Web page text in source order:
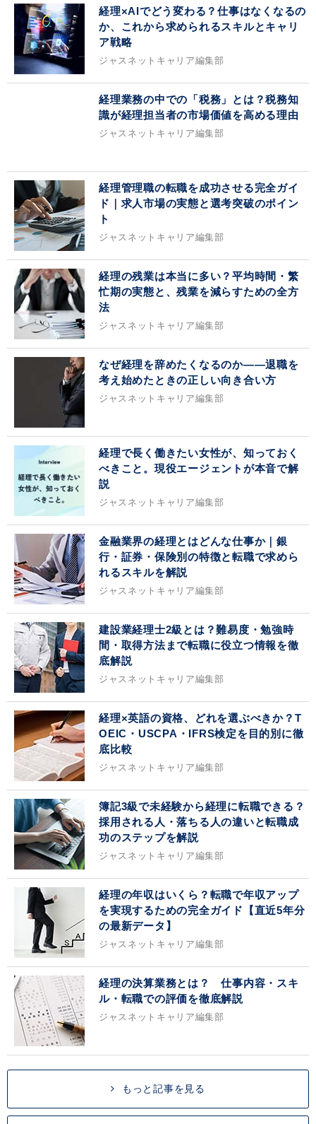
経理×AIでどう変わる？仕事はなくなるの
か、これから求められるスキルとキャリ
ア戦略
ジャスネットキャリア編集部
経理業務の中での「税務」とは？税務知
識が経理担当者の市場価値を高める理由
ジャスネットキャリア編集部
経理管理職の転職を成功させる完全ガイ
ド｜求人市場の実態と選考突破のポイン
ト
ジャスネットキャリア編集部
経理の残業は本当に多い？平均時間・繁
忙期の実態と、残業を減らすための全方
法
ジャスネットキャリア編集部
なぜ経理を辞めたくなるのか——退職を
考え始めたときの正しい向き合い方
ジャスネットキャリア編集部
経理で長く働きたい女性が、知っておく
べきこと。現役エージェントが本音で解
説
ジャスネットキャリア編集部
金融業界の経理とはどんな仕事か｜銀
行・証券・保険別の特徴と転職で求めら
れるスキルを解説
ジャスネットキャリア編集部
建設業経理士2級とは？難易度・勉強時
間・取得方法まで転職に役立つ情報を徹
底解説
ジャスネットキャリア編集部
経理×英語の資格、どれを選ぶべきか？T
OEIC・USCPA・IFRS検定を目的別に徹
底比較
ジャスネットキャリア編集部
簿記3級で未経験から経理に転職できる？
採用される人・落ちる人の違いと転職成
功のステップを解説
ジャスネットキャリア編集部
経理の年収はいくら？転職で年収アップ
を実現するための完全ガイド【直近5年分
の最新データ】
ジャスネットキャリア編集部
経理の決算業務とは？ 仕事内容・スキ
ル・転職での評価を徹底解説
ジャスネットキャリア編集部
もっと記事を見る